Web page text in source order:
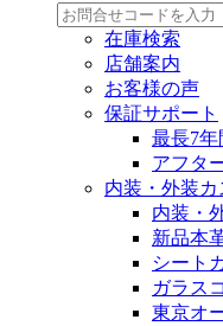
在庫検索
店舗案内
お客様の声
保証サポート
最長7
アフタ
内装・外装カ
内装・
新品本
シート
ガラス
東京オ